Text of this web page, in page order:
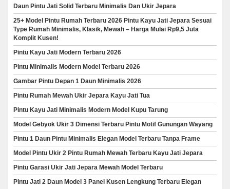
Daun Pintu Jati Solid Terbaru Minimalis Dan Ukir Jepara
25+ Model Pintu Rumah Terbaru 2026 Pintu Kayu Jati Jepara Sesuai
Type Rumah Minimalis, Klasik, Mewah – Harga Mulai Rp9,5 Juta
Komplit Kusen!
Pintu Kayu Jati Modern Terbaru 2026
Pintu Minimalis Modern Model Terbaru 2026
Gambar Pintu Depan 1 Daun Minimalis 2026
Pintu Rumah Mewah Ukir Jepara Kayu Jati Tua
Pintu Kayu Jati Minimalis Modern Model Kupu Tarung
Model Gebyok Ukir 3 Dimensi Terbaru Pintu Motif Gunungan Wayang
Pintu 1 Daun Pintu Minimalis Elegan Model Terbaru Tanpa Frame
Model Pintu Ukir 2 Pintu Rumah Mewah Terbaru Kayu Jati Jepara
Pintu Garasi Ukir Jati Jepara Mewah Model Terbaru
Pintu Jati 2 Daun Model 3 Panel Kusen Lengkung Terbaru Elegan